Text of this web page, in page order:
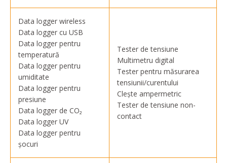
Data logger wireless
Data logger cu USB
Data logger pentru
temperatură
Data logger pentru
umiditate
Data logger pentru
presiune
Data logger de CO₂
Data logger UV
Data logger pentru
șocuri
Tester de tensiune
Multimetru digital
Tester pentru măsurarea
tensiunii/curentului
Clește ampermetric
Tester de tensiune non-
contact